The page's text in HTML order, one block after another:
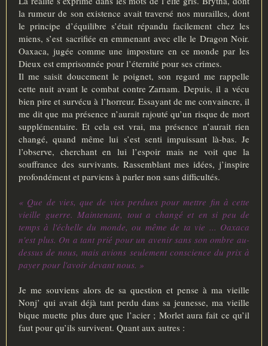
la rumeur de son existence avait traversé nos murailles, dont
le principe d’équilibre s’était répandu facilement chez les
miens, s’est sacrifiée en emmenant avec elle le Dragon Noir.
Oaxaca, jugée comme une imposture en ce monde par les
Dieux est emprisonnée pour l’éternité pour ses crimes.
Il me saisit doucement le poignet, son regard me rappelle
cette nuit avant le combat contre Zarnam. Depuis, il a vécu
bien pire et survécu à l’horreur. Essayant de me convaincre, il
me dit que ma présence n’aurait rajouté qu’un risque de mort
supplémentaire. Et cela est vrai, ma présence n’aurait rien
changé, quand même lui s’est senti impuissant là-bas. Je
l’observe, cherchant en lui l’espoir mais ne voit que la
souffrance des survivants. Rassemblant mes idées, j’inspire
profondément et parviens à parler non sans difficultés.
« Que de vies, que de vies perdues pour mettre fin à cette
vieille guerre. Maintenant, tout a changé et en si peu de
temps à l'échelle du monde, ou même de ta vie ... Oaxaca
n'est plus. On a tant prié pour un avenir sans son ombre au-
dessus de nous, mais avions seulement conscience du prix à
payer pour l'avoir devant nous. »
Je me souviens alors de sa question et pense à ma vieille
Nonj’ qui avait déjà tant perdu dans sa jeunesse, ma vieille
bique muette plus dure que l’acier ; Morlet aura fait ce qu’il
faut pour qu’ils survivent. Quant aux autres :